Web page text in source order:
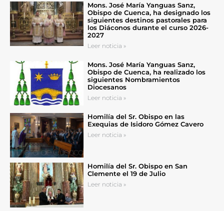
Mons. José María Yanguas Sanz,
Obispo de Cuenca, ha designado los
siguientes destinos pastorales para
los Diáconos durante el curso 2026-
2027
Leer noticia »
Mons. José María Yanguas Sanz,
Obispo de Cuenca, ha realizado los
siguientes Nombramientos
Diocesanos
Leer noticia »
Homilía del Sr. Obispo en las
Exequias de Isidoro Gómez Cavero
Leer noticia »
Homilía del Sr. Obispo en San
Clemente el 19 de Julio
Leer noticia »